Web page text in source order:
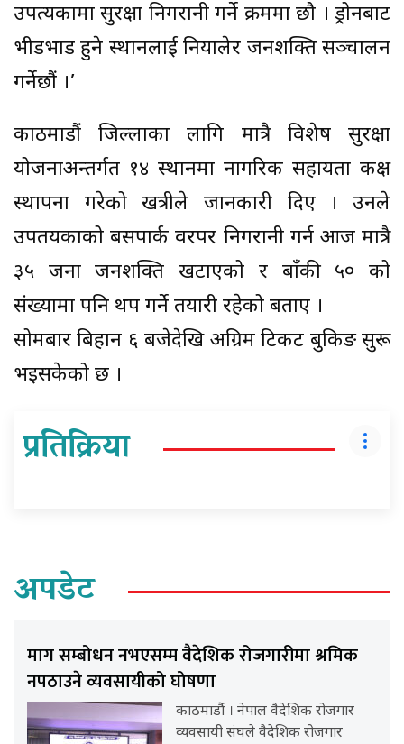
उपत्यकामा सुरक्षा निगरानी गर्ने क्रममा छौ । ड्रोनबाट
भीडभाड हुने स्थानलाई नियालेर जनशक्ति सञ्चालन
गर्नेछौं ।’
काठमाडौं जिल्लाका लागि मात्रै विशेष सुरक्षा
योजनाअन्तर्गत १४ स्थानमा नागरिक सहायता कक्ष
स्थापना गरेको खत्रीले जानकारी दिए । उनले
उपतयकाको बसपार्क वरपर निगरानी गर्न आज मात्रै
३५ जना जनशक्ति खटाएको र बाँकी ५० को
संख्यामा पनि थप गर्ने तयारी रहेको बताए ।
सोमबार बिहान ६ बजेदेखि अग्रिम टिकट बुकिङ सुरू
भइसकेको छ ।
प्रतिक्रिया
अपडेट
माग सम्बोधन नभएसम्म वैदेशिक रोजगारीमा श्रमिक
नपठाउने व्यवसायीको घोषणा
काठमाडौंं । नेपाल वैदेशिक रोजगार
व्यवसायी संघले वैदेशिक रोजगार